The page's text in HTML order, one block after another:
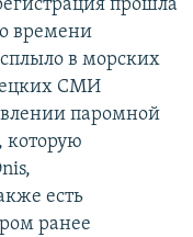
прошла
времени
в морских
СМИ
паромной
которую
есть
ранее